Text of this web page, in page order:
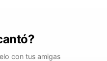
con tus amigas